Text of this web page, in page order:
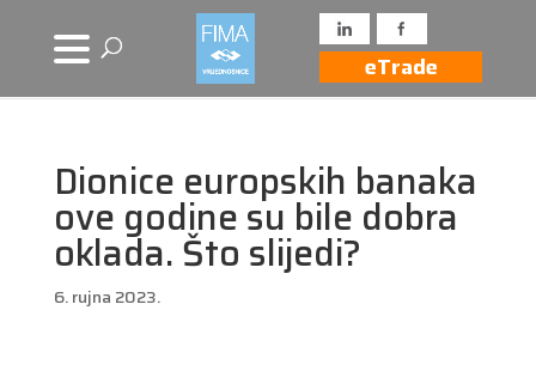
eTrade
Dionice europskih banaka
ove godine su bile dobra
oklada. Što slijedi?
6. rujna 2023.